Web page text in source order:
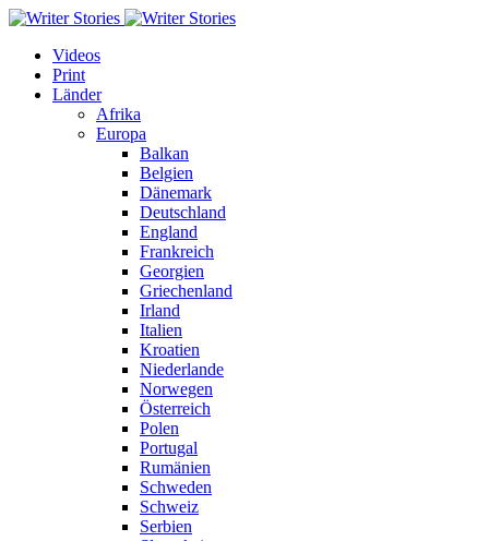
Videos
Print
Länder
Afrika
Europa
Balkan
Belgien
Dänemark
Deutschland
England
Frankreich
Georgien
Griechenland
Irland
Italien
Kroatien
Niederlande
Norwegen
Österreich
Polen
Portugal
Rumänien
Schweden
Schweiz
Serbien